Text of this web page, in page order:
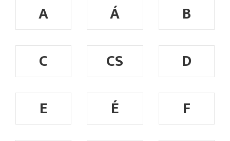
A Á
B
C
CS
D
E
É
F